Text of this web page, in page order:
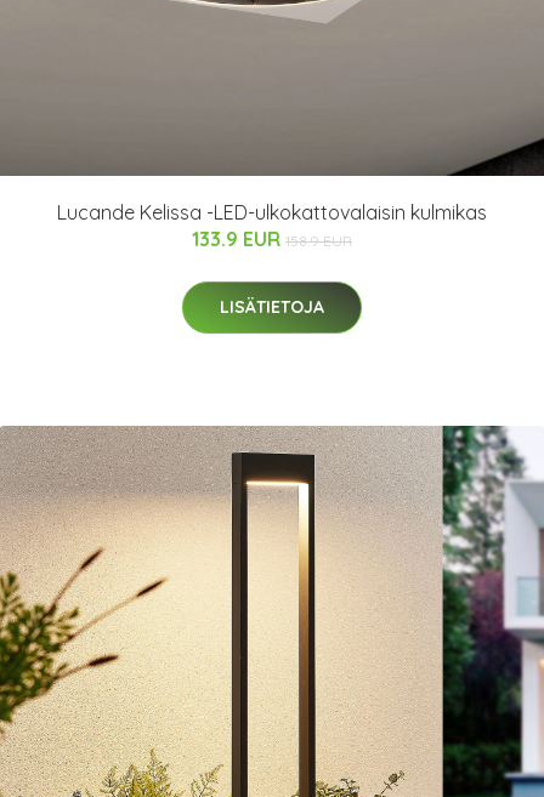
Lucande Kelissa -LED-ulkokattovalaisin kulmikas
133.9 EUR 158.9 EUR
LISÄTIETOJA